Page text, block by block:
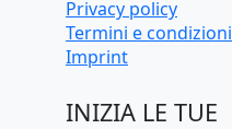
Privacy policy
Termini e condizioni
Imprint
INIZIA LE TUE